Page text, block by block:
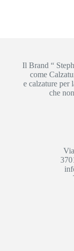
Il Brand “
come
e calzature per
che